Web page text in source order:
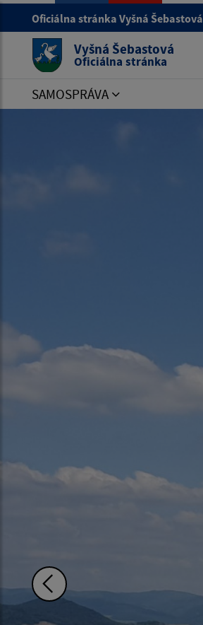
Oficiálna stránka Vyšná Šebastová
Vyšná Šebastová
Oficiálna stránka
SAMOSPRÁVA